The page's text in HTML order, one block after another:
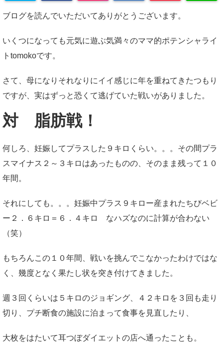
ブログを読んでいただいてありがとうございます。
いくつになっても元気に遊ぶ気満々のママ的ポテンシャライ
トtomokoです。
さて、母になりそれなりにイイ感じに年を重ねてきたつもり
ですが、実はずっと恐くて逃げていた戦いがありました。
対 脂肪戦！
何しろ、妊娠してプラスした９キロくらい。。。その間プラ
スマイナス２～３キロはあったものの、そのまま残って１０
年間。
それにしても。。。妊娠中プラス９キロー産まれたちびベビ
ー２．６キロ＝６．４キロ なハズなのに計算が合わない
（笑）
もちろんこの１０年間、戦いを挑んでこなかったわけではな
く、幾度となく果たし状を突き付けてきました。
週３回くらいは５キロのジョギング、４２キロを３回も走り
切り、プチ断食の施設に泊まって食事を見直したり、
大枚をはたいて耳つぼダイエットの店へ通ったことも。